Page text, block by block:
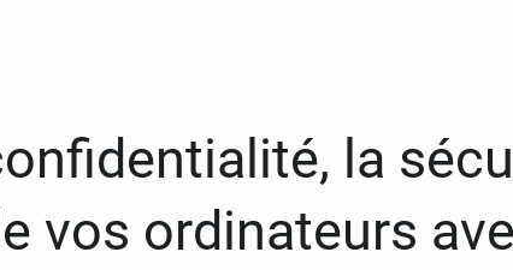
la
vos ordinateurs